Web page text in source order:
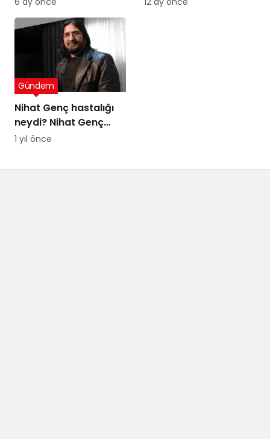
tanımayan düzenin
Nihat Genç hastalığı
neydi? Nihat Genç
cenaze töreni ne
Gündem
1 yıl önce